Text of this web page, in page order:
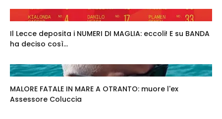
Il Lecce deposita i NUMERI DI MAGLIA: eccoli! E su BANDA
ha deciso così...
MALORE FATALE IN MARE A OTRANTO: muore l'ex
Assessore Coluccia